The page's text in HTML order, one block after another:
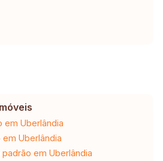
em Uberlândia
Uberlândia
em Uberlândia